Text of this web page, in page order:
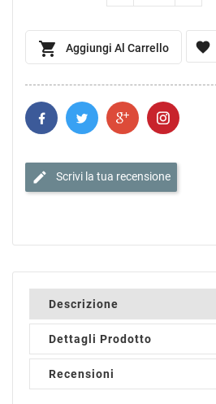
 Aggiungi Al Carrello 
edit Scrivi la tua recensione
Descrizione
Dettagli Prodotto
Recensioni